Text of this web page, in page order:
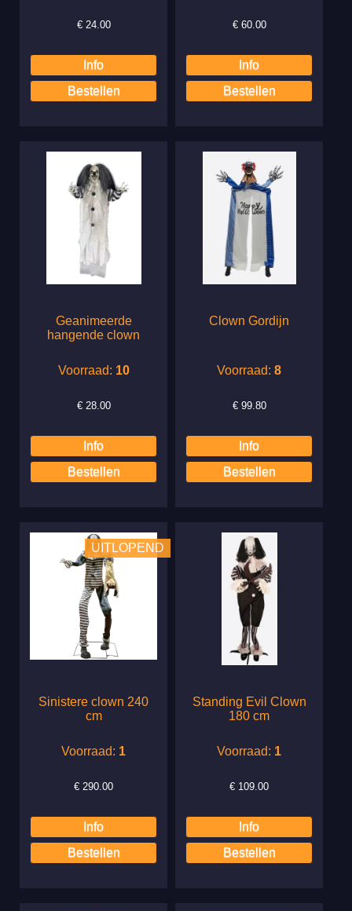
€ 24.00 € 60.00
Geanimeerde
hangende clown
Voorraad: 10
€ 28.00
Clown Gordijn
Voorraad:8
€ 99.80
UITLOPEND
Sinistere clown 240
cm
Voorraad: 1
€ 290.00
Standing Evil Clown
180 cm
Voorraad: 1
€ 109.00